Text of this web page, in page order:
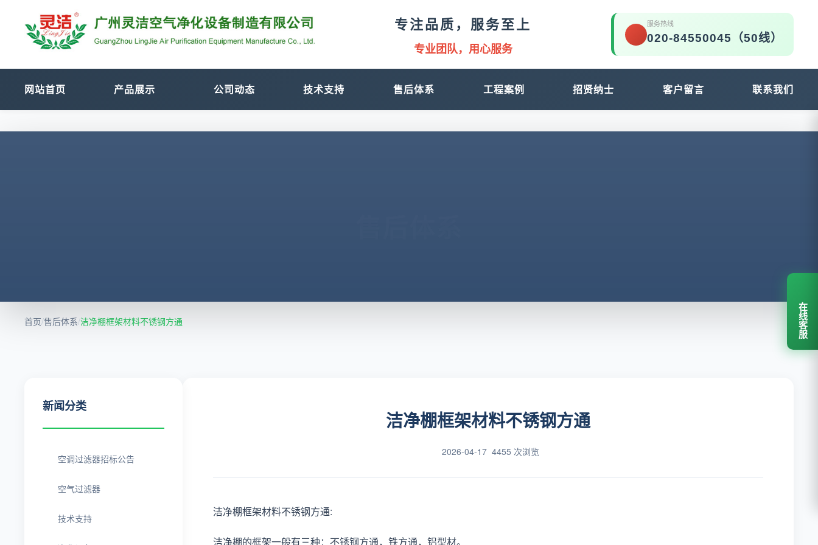
专注品质，服务至上
专业团队，用心服务
创新科技，引领未来
诚信为本，合作共赢
服务热线
020-84550045（50线）
网站首页 产品展示 公司动态 技术支持 售后体系 工程案例 招贤纳士 客户留言 联系我们
在线客服
首页/售后体系/​洁净棚框架材料不锈钢方通
新闻分类
空调过滤器招标公告
空气过滤器
技术支持
​洁净棚框架材料不锈钢方通
2026-04-17 4455 次浏览
洁净棚框架材料不锈钢方通:
洁净棚的框架一般有三种：不锈钢方通，铁方通，铝型材。